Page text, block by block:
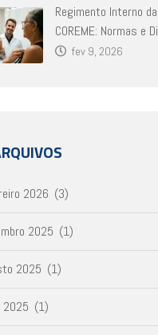
Regimento Interno da
COREME: Normas e Di
fev 9, 2026
2026 (3)
2025 (1)
2025 (1)
2025 (1)